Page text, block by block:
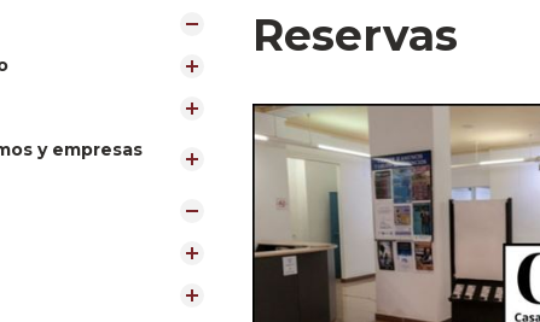
y empresas
Reservas